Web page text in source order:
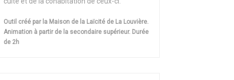
Outil créé par la Maison de la Laïcité de La Louvière.
Animation à partir de la secondaire supérieur. Durée
de 2h